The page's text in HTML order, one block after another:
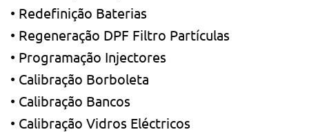
• Redefinição Baterias
• Regeneração DPF Filtro Partículas
• Programação Injectores
• Calibração Borboleta
• Calibração Bancos
• Calibração Vidros Eléctricos